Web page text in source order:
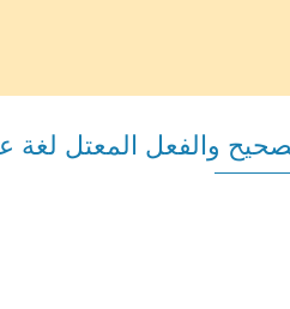
والفعل المعتل لغة